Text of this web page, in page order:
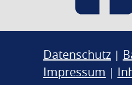
Datenschutz |
Impressum |